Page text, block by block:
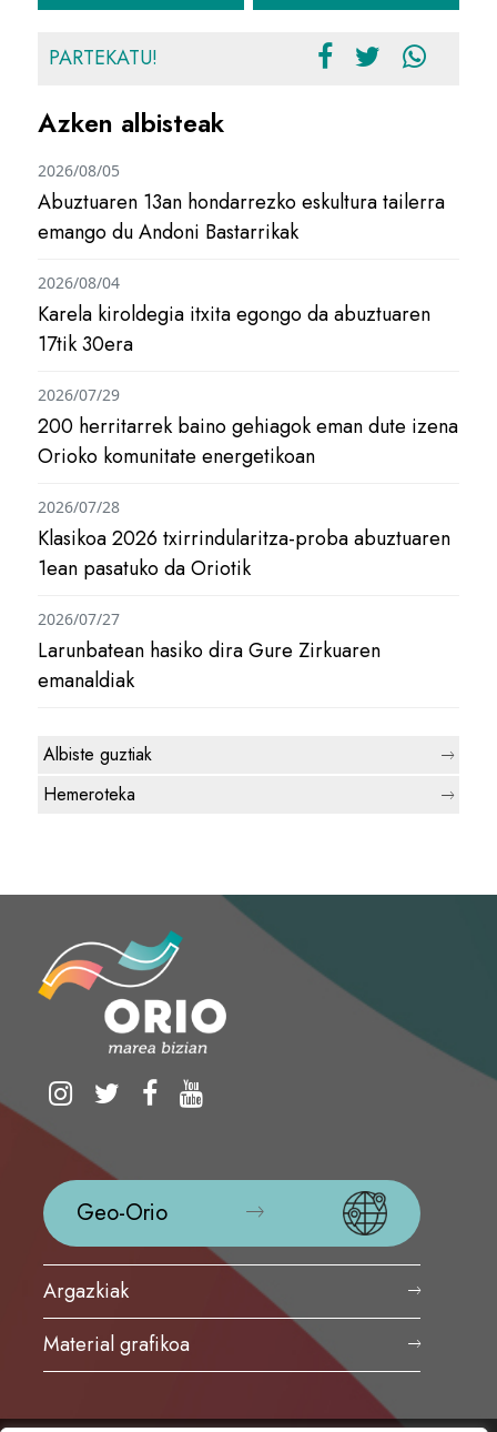
PARTEKATU!
Azken albisteak
Abuztuaren 13an hondarrezko eskultura tailerra
emango du Andoni Bastarrikak
2026/08/05
Karela kiroldegia itxita egongo da abuztuaren
17tik 30era
2026/08/04
200 herritarrek baino gehiagok eman dute izena
Orioko komunitate energetikoan
2026/07/29
Klasikoa 2026 txirrindularitza-proba abuztuaren
1ean pasatuko da Oriotik
2026/07/28
Larunbatean hasiko dira Gure Zirkuaren
emanaldiak
2026/07/27
Albiste guztiak
Hemeroteka
Geo-Orio
Argazkiak
Material grafikoa